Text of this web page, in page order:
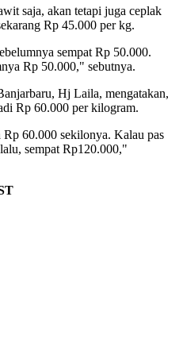
saja, akan tetapi juga ceplak
Rp 45.000 per kg.
sempat Rp 50.000.
Rp 50.000," sebutnya.
Hj Laila, mengatakan,
Rp 60.000 per kilogram.
60.000 sekilonya. Kalau pas
sempat Rp120.000,"